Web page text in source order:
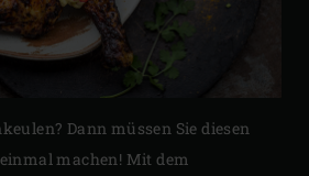
Dann müssen Sie diesen
machen! Mit dem